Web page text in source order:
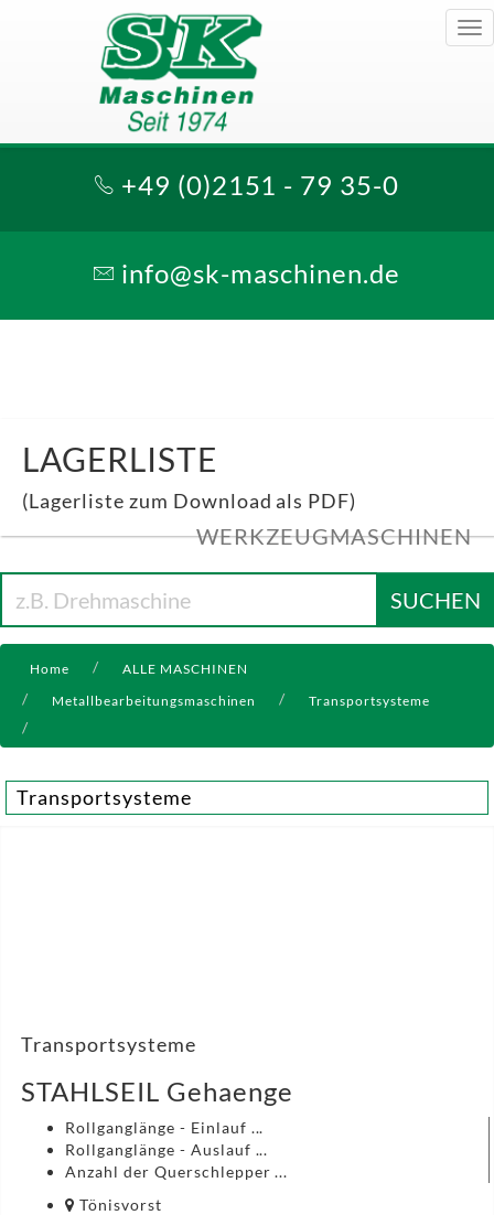
+49 (0)2151 - 79 35-0
info@sk-maschinen.de
LAGERLISTE
(Lagerliste zum Download als PDF)
WERKZEUGMASCHINEN
SUCHEN
Home
ALLE MASCHINEN
Metallbearbeitungsmaschinen
Transportsysteme
Transportsysteme
Transportsysteme
STAHLSEIL Gehaenge
Rollganglänge - Einlauf ...
Rollganglänge - Auslauf ...
Anzahl der Querschlepper ...
Tönisvorst